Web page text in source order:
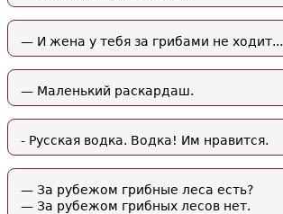
— И жена у тебя за грибами не ходит...
— Маленький раскардаш.
- Русская водка. Водка! Им нравится.
— За рубежом грибные леса есть?
— За рубежом грибных лесов нет.